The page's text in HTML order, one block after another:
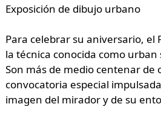
Exposición de dibujo urbano
Para celebrar su aniversario, el
la técnica conocida como
Son más de medio centenar de
convocatoria especial
imagen del mirador y de su